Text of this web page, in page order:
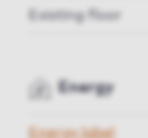
Existing floor
Energy
Energy label